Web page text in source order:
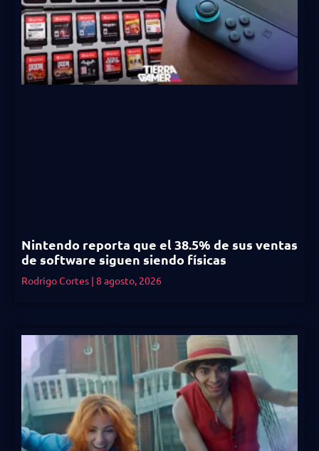
Nintendo reporta que el 38.5% de sus ventas
de software siguen siendo físicas
Rodrigo Cortes 8 agosto, 2026